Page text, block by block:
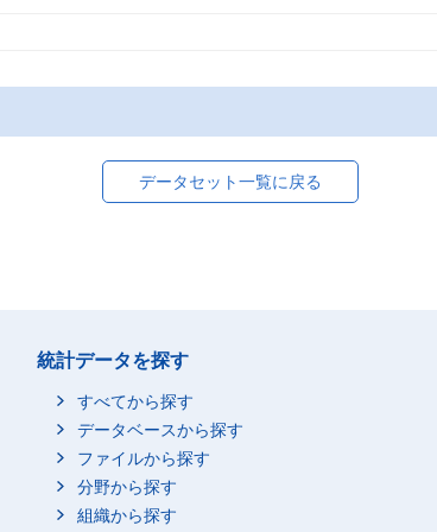
データセット一覧に戻る
統計データを探す
すべてから探す
データベースから探す
ファイルから探す
分野から探す
組織から探す